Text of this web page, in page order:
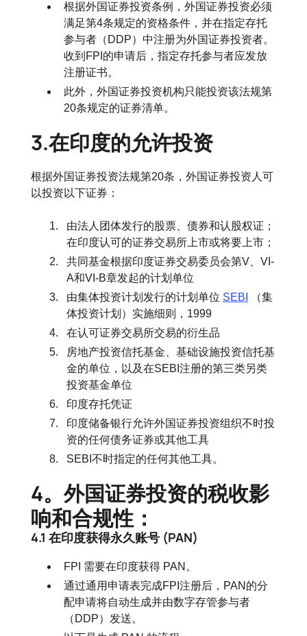
根据外国证券投资条例，外国证券投资必须
满足第4条规定的资格条件，并在指定存托
参与者（DDP）中注册为外国证券投资者。
收到FPI的申请后，指定存托参与者应发放
注册证书。
此外，外国证券投资机构只能投资该法规第
20条规定的证券清单。
3.在印度的允许投资
根据外国证券投资法规第20条，外国证券投资人可
以投资以下证券：
由法人团体发行的股票、债券和认股权证；
在印度认可的证券交易所上市或将要上市；
共同基金根据印度证券交易委员会第V、VI-
A和VI-B章发起的计划单位
由集体投资计划发行的计划单位 SEBI
（集
体投资计划）实施细则，1999
在认可证券交易所交易的衍生品
房地产投资信托基金、基础设施投资信托基
金的单位，以及在SEBI注册的第三类另类
投资基金单位
印度存托凭证
印度储备银行允许外国证券投资组织不时投
资的任何债务证券或其他工具
SEBI不时指定的任何其他工具。
4。外国证券投资的税收影
响和合规性：
4.1 在印度获得永久账号 (PAN)
FPI 需要在印度获得 PAN。
通过通用申请表完成FPI注册后，PAN的分
配申请将自动生成并由数字存管参与者
（DDP）发送。